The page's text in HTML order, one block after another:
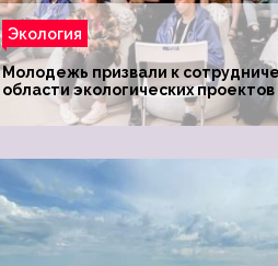
Экология
Молодежь призвали к
области экологических проектов